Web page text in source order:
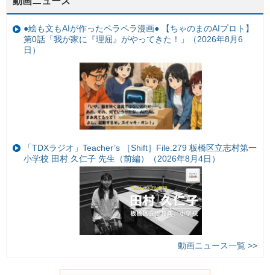
●絵も文もAIが作ったペラペラ漫画● 【ちゃのまのAIプロト】
第0話「我が家に『理屈』がやってきた！」（2026年8月6
日）
「TDXラジオ」Teacher’s ［Shift］File.279 板橋区立志村第一
小学校 田村 久仁子 先生（前編）（2026年8月4日）
動画ニュース一覧 >>